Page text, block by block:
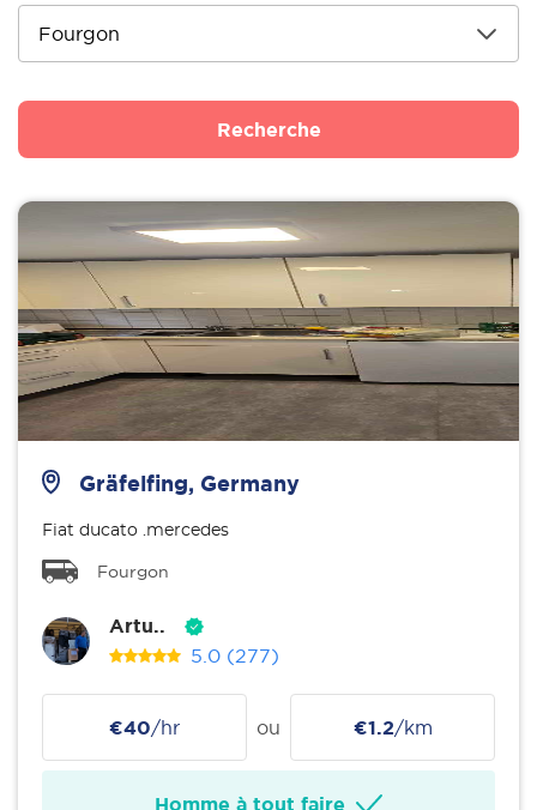
Recherche
Gräfelfing, Germany
Fiat ducato .mercedes
Fourgon
Artu..
5.0 (277)
€40/hr ou €1.2/km
Homme à tout faire